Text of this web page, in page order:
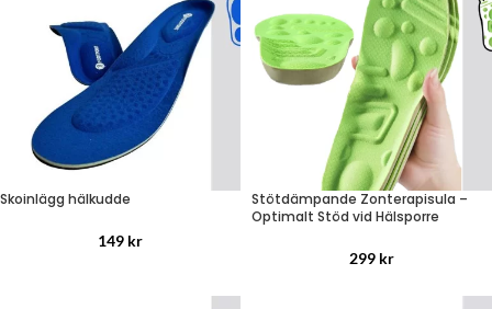
Skoinlägg hälkudde
149 kr
Stötdämpande Zonterapisula –
Optimalt Stöd vid Hälsporre
299 kr